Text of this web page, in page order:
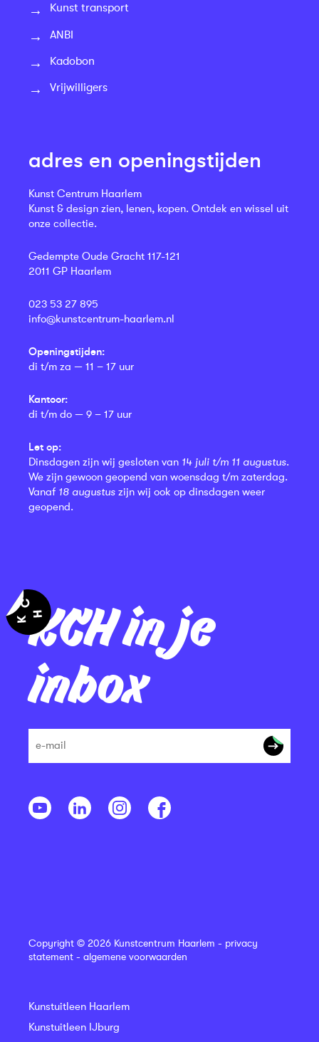
KCH in je
inbox
Kunst transport
ANBI
Kadobon
Vrijwilligers
adres en openingstijden
Kunst Centrum Haarlem
Kunst & design zien, lenen, kopen. Ontdek en wissel uit
onze collectie.
Gedempte Oude Gracht 117-121
2011 GP Haarlem
023 53 27 895
info@kunstcentrum-haarlem.nl
Openingstijden:
di t/m za — 11 – 17 uur
Kantoor:
di t/m do — 9 – 17 uur
Let op:
Dinsdagen zijn wij gesloten van 14 juli t/m 11 augustus.
We zijn gewoon geopend van woensdag t/m zaterdag.
Vanaf 18 augustus zijn wij ook op dinsdagen weer
geopend.
Copyright © 2026 Kunstcentrum Haarlem - privacy
statement - algemene voorwaarden
Kunstuitleen Haarlem
Kunstuitleen IJburg